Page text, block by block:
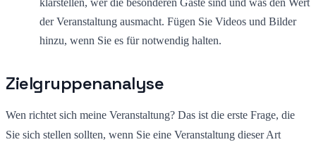
klarstellen, wer die besonderen Gäste sind und was den Wert
der Veranstaltung ausmacht. Fügen Sie Videos und Bilder
hinzu, wenn Sie es für notwendig halten.
Zielgruppenanalyse
Wen richtet sich meine Veranstaltung? Das ist die erste Frage, die
Sie sich stellen sollten, wenn Sie eine Veranstaltung dieser Art